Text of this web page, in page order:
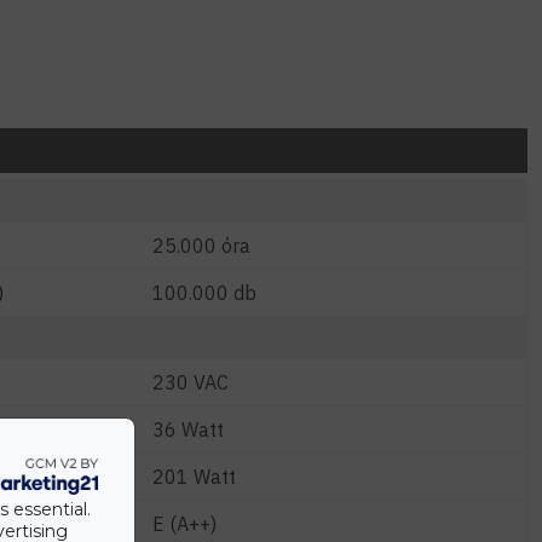
25.000 óra
100.000 db
230 VAC
36 Watt
201 Watt
E (A++)
essential.